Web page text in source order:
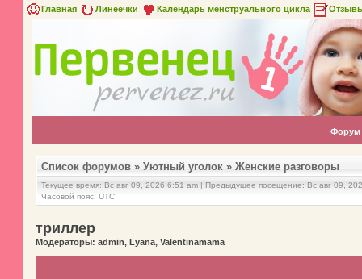
Главная Линеечки Календарь менструального цикла
Форум
Список форумов » Уютный уголок » Женские разговоры
Текущее время: Вс авг 09, 2026 6:51 am | Предыдущее посещение: Вс авг 09,
Часовой пояс: UTC
триллер
Модераторы: admin, Lyana, Valentinamama